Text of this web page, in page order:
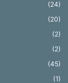
(24)
(20)
(2)
(2)
(45)
(1)